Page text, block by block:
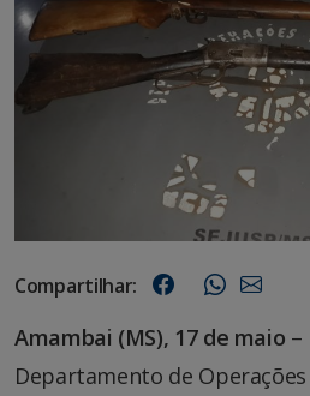
Compartilhar:
Amambai (MS), 17 de maio –
Departamento de